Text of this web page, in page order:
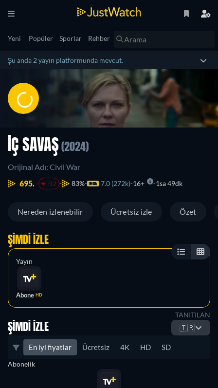
Yeni Popüler Sporlar Rehber
Şu anda 2 yayın platformunda mevcut.
İÇ SAVAŞ (2024)
Orijinal Adı: Civil War
695.
-12 83% 7.0 (272k) 16+ 1sa 49dk
Nereden izlenebilir Ücretsiz izle Özet
ŞIMDI İZLE
Yayın
Abone HD
TANITILAN
ŞIMDI İZLE 🇹🇷
En iyi fiyatlar Ücretsiz 4K HD SD
Abonelik